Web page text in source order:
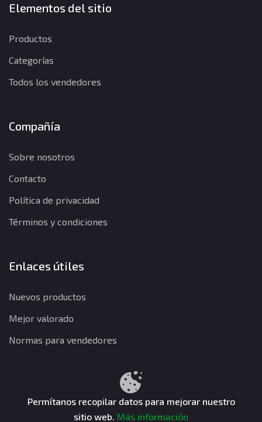
Elementos del sitio
Productos
Categorías
Todos los vendedores
Compañía
Sobre nosotros
Contacto
Política de privacidad
Términos y condiciones
Enlaces útiles
Nuevos productos
Mejor valorado
Normas para vendedores
Términos y condiciones
CuentasGO © 2026. Todos los derechos reservados.
Permítanos recopilar datos para mejorar nuestro
sitio web. Más información